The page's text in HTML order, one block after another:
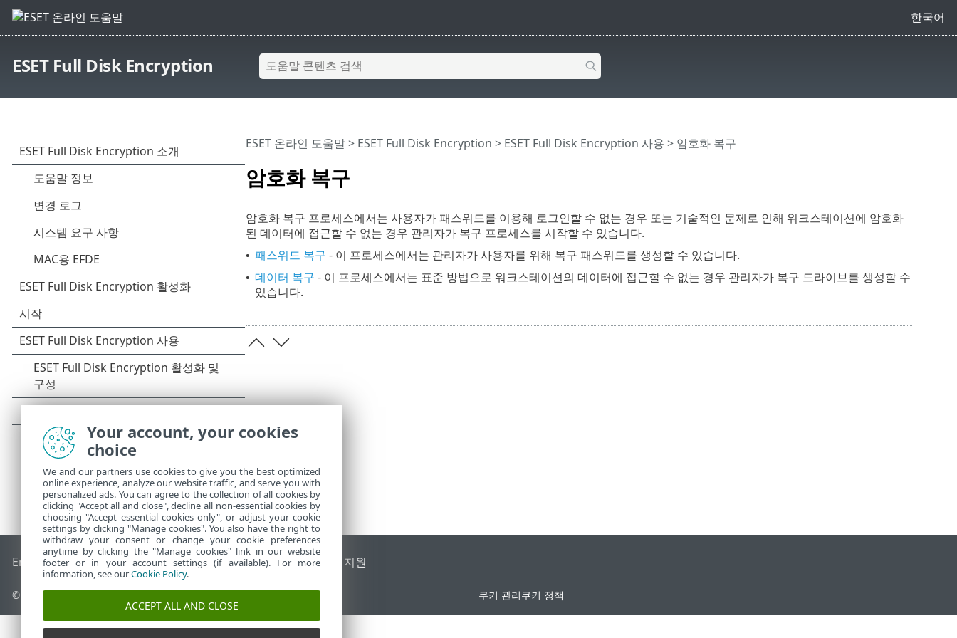
한국어
ESET Full Disk Encryption
암호화 복구
ESET 온라인 도움말> ESET Full Disk Encryption > ESET Full Disk Encryption 사용 > 암호화 복구
암호화 복구 프로세스에서는 사용자가 패스워드를 이용해 로그인할 수 없는 경우 또는 기술적인 문제로 인해 워크스테이션에 암호화
된 데이터에 접근할 수 없는 경우 관리자가 복구 프로세스를 시작할 수 있습니다.
• 패스워드 복구 - 이 프로세스에서는 관리자가 사용자를 위해 복구 패스워드를 생성할 수 있습니다.
• 데이터 복구 - 이 프로세스에서는 표준 방법으로 워크스테이션의 데이터에 접근할 수 없는 경우 관리자가 복구 드라이브를 생성할 수
있습니다.
End of Life ESET 지식 베이스ESET 포럼 ESET Status Portal국가별 지원
© 1992 - 2026 ESET, spol. s r.o. - All rights reserved. 쿠키 관리쿠키 정책
Your account, your cookies
choice
We and our partners use cookies to give you the best optimized
online experience, analyze our website traffic, and serve you with
personalized ads. You can agree to the collection of all cookies by
clicking "Accept all and close", decline all non-essential cookies by
choosing "Accept essential cookies only", or adjust your cookie
settings by clicking "Manage cookies". You also have the right to
withdraw your consent or change your cookie preferences
anytime by clicking the "Manage cookies" link in our website
footer or in your account settings (if available). For more
information, see ourCookie Policy.
ACCEPT ALL AND CLOSE